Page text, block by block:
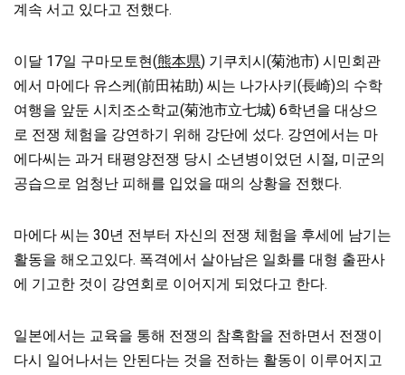
계속 서고 있다고 전했다.
이달 17일 구마모토현(熊本県) 기쿠치시(菊池市) 시민회관
에서 마에다 유스케(前田祐助) 씨는 나가사키(長崎)의 수학
여행을 앞둔 시치조소학교(菊池市立七城) 6학년을 대상으
로 전쟁 체험을 강연하기 위해 강단에 섰다. 강연에서는 마
에다씨는 과거 태평양전쟁 당시 소년병이었던 시절, 미군의
공습으로 엄청난 피해를 입었을 때의 상황을 전했다.
마에다 씨는 30년 전부터 자신의 전쟁 체험을 후세에 남기는
활동을 해오고있다. 폭격에서 살아남은 일화를 대형 출판사
에 기고한 것이 강연회로 이어지게 되었다고 한다.
일본에서는 교육을 통해 전쟁의 참혹함을 전하면서 전쟁이
다시 일어나서는 안된다는 것을 전하는 활동이 이루어지고